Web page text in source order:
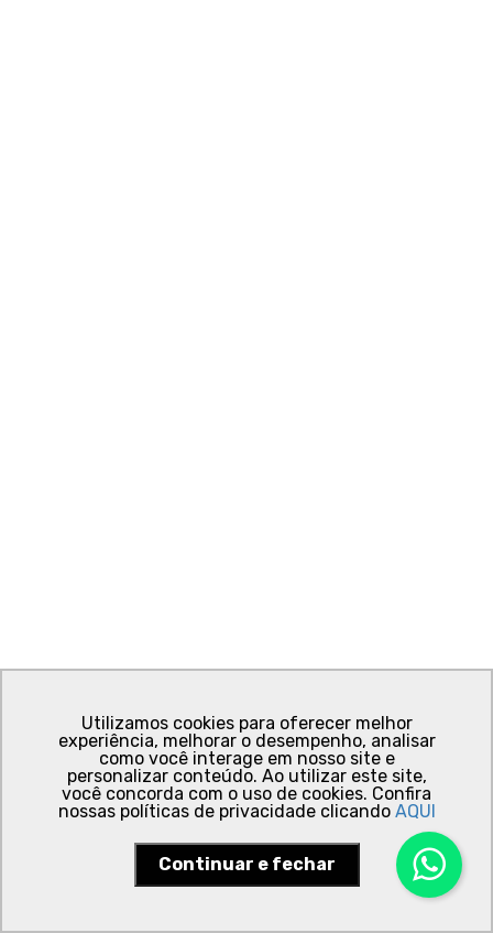
Utilizamos cookies para oferecer melhor
experiência, melhorar o desempenho, analisar
como você interage em nosso site e
personalizar conteúdo. Ao utilizar este site,
você concorda com o uso de cookies. Confira
nossas políticas de privacidade clicando AQUI
Continuar e fechar